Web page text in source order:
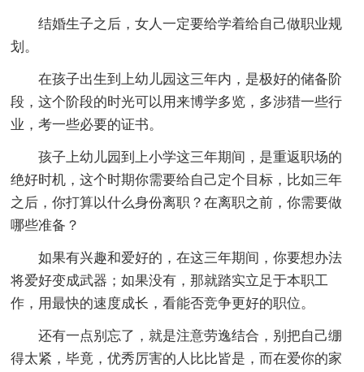
结婚生子之后，女人一定要给学着给自己做职业规
划。
在孩子出生到上幼儿园这三年内，是极好的储备阶
段，这个阶段的时光可以用来博学多览，多涉猎一些行
业，考一些必要的证书。
孩子上幼儿园到上小学这三年期间，是重返职场的
绝好时机，这个时期你需要给自己定个目标，比如三年
之后，你打算以什么身份离职？在离职之前，你需要做
哪些准备？
如果有兴趣和爱好的，在这三年期间，你要想办法
将爱好变成武器；如果没有，那就踏实立足于本职工
作，用最快的速度成长，看能否竞争更好的职位。
还有一点别忘了，就是注意劳逸结合，别把自己绷
得太紧，毕竟，优秀厉害的人比比皆是，而在爱你的家